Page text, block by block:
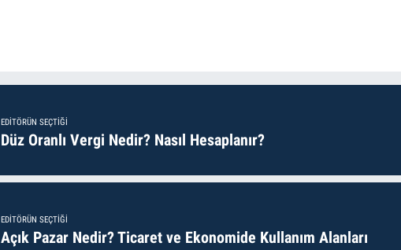
EDITÖRÜN SEÇTIĞI
Düz Oranlı Vergi Nedir? Nasıl Hesaplanır?
EDITÖRÜN SEÇTIĞI
Açık Pazar Nedir? Ticaret ve Ekonomide Kullanım Alanları